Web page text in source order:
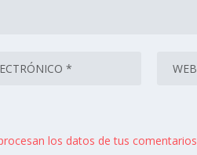
los datos de tus comentarios